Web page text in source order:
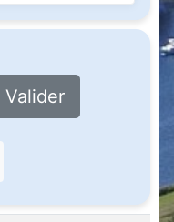
Valider